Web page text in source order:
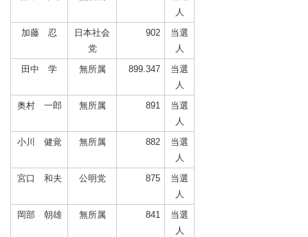
人
加藤 忍
日本社会
党
902
当選
人
田中 学
無所属 899.347
当選
人
奥村 一郎
無所属 891
当選
人
小川 健覚
無所属 882
当選
人
宮口 和夫
公明党 875
当選
人
岡部 朝雄
無所属 841
当選
人